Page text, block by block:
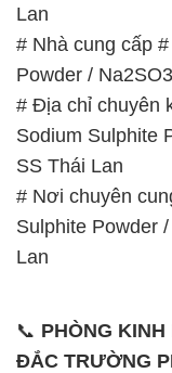
Lan
# Nhà cung cấp
Powder /
# Địa chỉ chuyên
Sodium Sulphite
SS Thái Lan
# Nơi chuyên
Sulphite Powder
Lan
📞 PHÒNG
ĐẮC TRƯỜNG